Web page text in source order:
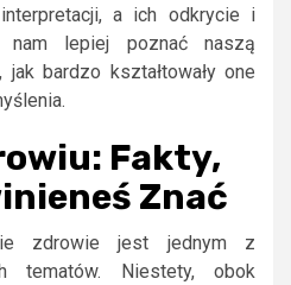
a ich odkrycie i
nam lepiej poznać naszą
bardzo kształtowały one
Fakty,
Znać
zdrowie jest jednym z
tematów. Niestety, obok